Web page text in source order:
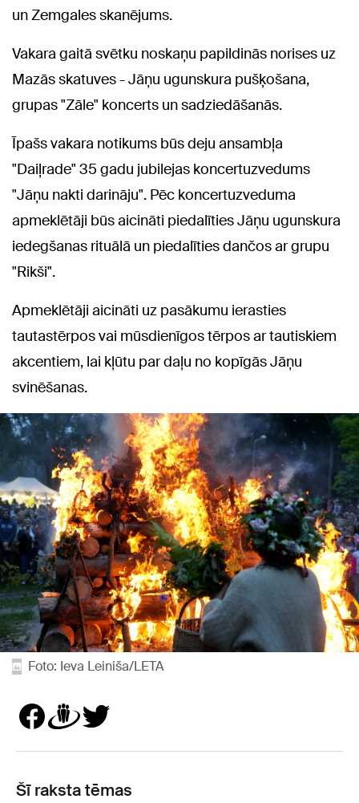
un Zemgales skanējums.
Vakara gaitā svētku noskaņu papildinās norises uz
Mazās skatuves - Jāņu ugunskura pušķošana,
grupas "Zāle" koncerts un sadziedāšanās.
Īpašs vakara notikums būs deju ansambļa
"Daiļrade" 35 gadu jubilejas koncertuzvedums
"Jāņu nakti darināju". Pēc koncertuzveduma
apmeklētāji būs aicināti piedalīties Jāņu ugunskura
iedegšanas rituālā un piedalīties dančos ar grupu
"Rikši".
Apmeklētāji aicināti uz pasākumu ierasties
tautastērpos vai mūsdienīgos tērpos ar tautiskiem
akcentiem, lai kļūtu par daļu no kopīgās Jāņu
svinēšanas.
Foto: Ieva Leiniša/LETA
Šī raksta tēmas